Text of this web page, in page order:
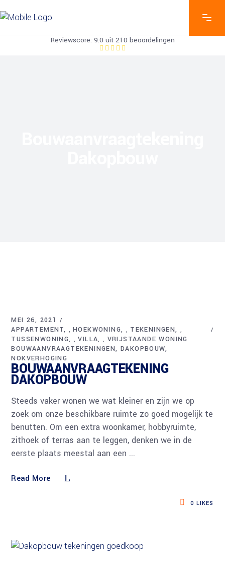
Reviewscore: 9.0 uit 210 beoordelingen
MEI 26, 2021
APPARTEMENT
,HOEKWONING , TEKENINGEN ,
TUSSENWONING ,VILLA , VRIJSTAANDE WONING
BOUWAANVRAAGTEKENINGEN DAKOPBOUW
NOKVERHOGING
BOUWAANVRAAGTEKENING
DAKOPBOUW
Steeds vaker wonen we wat kleiner en zijn we op
zoek om onze beschikbare ruimte zo goed mogelijk te
benutten. Om een extra woonkamer, hobbyruimte,
zithoek of terras aan te leggen, denken we in de
eerste plaats meestal aan een
Read More
0 LIKES